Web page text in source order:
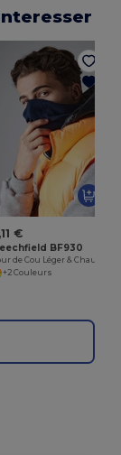
€
BF930
de Cou Léger & Chaud
+2 Couleurs